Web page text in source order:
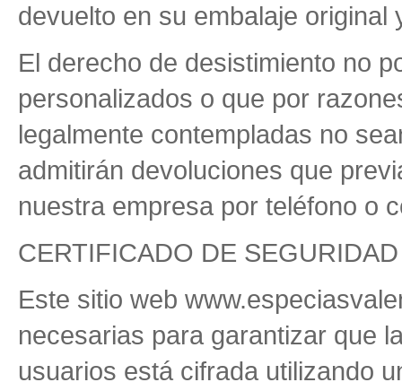
devuelto en su embalaje
El derecho de desistimiento no
personalizados o que por
legalmente contempladas no
admitirán devoluciones que
nuestra empresa por teléfono o
CERTIFICADO DE SEGURIDAD
Este sitio web
necesarias para garantizar que
usuarios está cifrada utilizando